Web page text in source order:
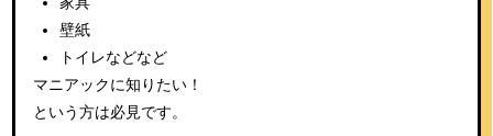
壁紙
トイレなどなど
マニアックに知りたい！
という方は必見です。